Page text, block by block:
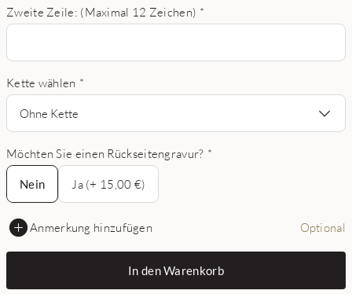
Zweite Zeile: (Maximal 12 Zeichen) *
Kette wählen *
Ohne Kette
Möchten Sie einen Rückseitengravur? *
Nein
Nein
Ja (+ 15,00 €)
Anmerkung hinzufügen Optional
In den Warenkorb